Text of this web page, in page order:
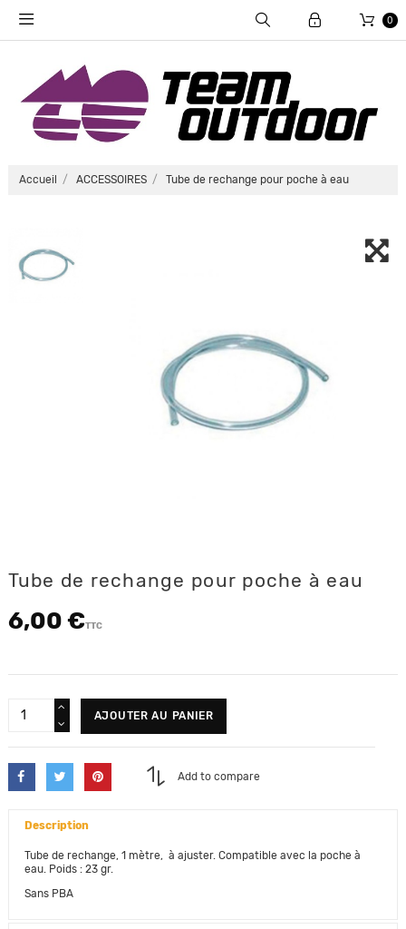
0
Accueil ACCESSOIRES Tube de rechange pour poche à eau
Tube de rechange pour poche à eau
6,00 €TTC
AJOUTER AU PANIER
Add to compare
Description
Tube de rechange, 1 mètre, à ajuster. Compatible avec la poche à
eau. Poids : 23 gr.
Sans PBA